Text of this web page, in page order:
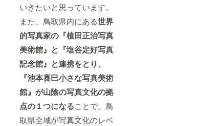
いきたいと思っています。
また、鳥取県内にある世界
的写真家の『植田正治写真
美術館』と『塩谷定好写真
記念館』と連携をとり、
『池本喜巳小さな写真美術
館』が山陰の写真文化の拠
点の１つになることで、鳥
取県全域が写真文化のレベ